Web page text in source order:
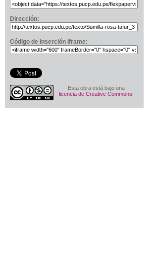
Dirección:
Código de inserción Iframe:
Esta obra está bajo una
licencia de Creative Commons